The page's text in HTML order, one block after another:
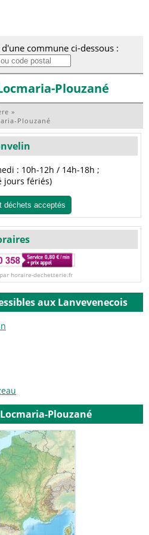
commune ci-dessous :
Plouzané
»
Plouzané
: 10h-12h / 14h-18h ;
jours fériés)
déchets acceptés
horaire-dechetterie.fr
aux Lanvevenecois
Plouzané